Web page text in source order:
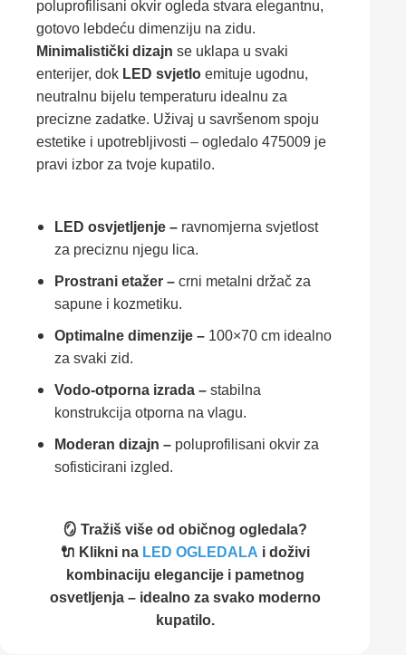
poluprofilisani okvir ogleda stvara elegantnu,
gotovo lebdeću dimenziju na zidu.
Minimalistički dizajn se uklapa u svaki
enterijer, dok LED svjetlo emituje ugodnu,
neutralnu bijelu temperaturu idealnu za
precizne zadatke. Uživaj u savršenom spoju
estetike i upotrebljivosti – ogledalo 475009 je
pravi izbor za tvoje kupatilo.
LED osvjetljenje – ravnomjerna svjetlost
za preciznu njegu lica.
Prostrani etažer – crni metalni držač za
sapune i kozmetiku.
Optimalne dimenzije – 100×70 cm idealno
za svaki zid.
Vodo-otporna izrada – stabilna
konstrukcija otporna na vlagu.
Moderan dizajn – poluprofilisani okvir za
sofisticirani izgled.
🪞 Tražiš više od običnog ogledala?
🔌 Klikni na LED OGLEDALA i doživi
kombinaciju elegancije i pametnog
osvetljenja – idealno za svako moderno
kupatilo.